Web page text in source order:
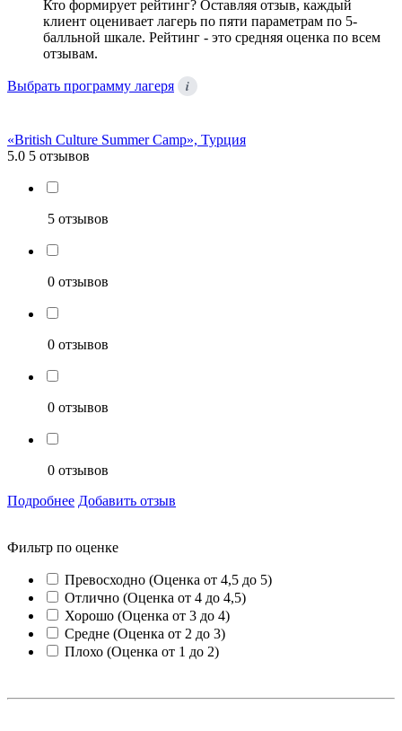
Кто формирует рейтинг? Оставляя отзыв, каждый
клиент оценивает лагерь по пяти параметрам по 5-
балльной шкале. Рейтинг - это средняя оценка по всем
отзывам.
Выбрать программу лагеря i
«British Culture Summer Camp», Турция
5.0 5 отзывов
5 отзывов
0 отзывов
0 отзывов
0 отзывов
0 отзывов
Подробнее Добавить отзыв
Фильтр по оценке
Превосходно (Оценка от 4,5 до 5)
Отлично (Оценка от 4 до 4,5)
Хорошо (Оценка от 3 до 4)
Средне (Оценка от 2 до 3)
Плохо (Оценка от 1 до 2)